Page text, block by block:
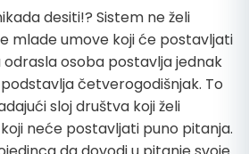
desiti!? Sistem ne želi
mlade umove koji će postavljati
odrasla osoba postavlja jednak
četverogodišnjak. To
sloj društva koji želi
neće postavljati puno pitanja.